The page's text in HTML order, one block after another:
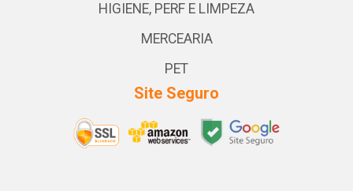
HIGIENE, PERF E LIMPEZA
MERCEARIA
PET
Site Seguro